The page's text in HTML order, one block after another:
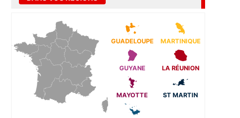
GUADELOUPE MARTINIQUE
GUYANE LA RÉUNION
MAYOTTE ST MARTIN